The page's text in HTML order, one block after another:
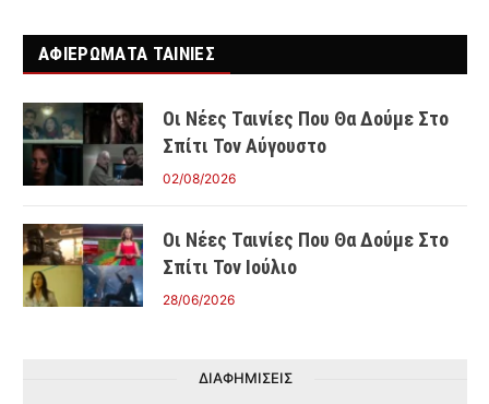
ΑΦΙΕΡΩΜΑΤΑ ΤΑΙΝΊΕΣ
Οι Νέες Ταινίες Που Θα Δούμε Στο
Σπίτι Τον Αύγουστο
02/08/2026
Οι Νέες Ταινίες Που Θα Δούμε Στο
Σπίτι Τον Ιούλιο
28/06/2026
ΔΙΑΦΗΜΙΣΕΙΣ